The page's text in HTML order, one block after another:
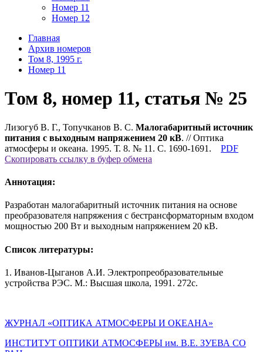
Номер 11
Номер 12
Главная
Архив номеров
Том 8, 1995 г.
Номер 11
Том 8, номер 11, статья № 25
Лизогуб В. Г., Топучканов В. С. Малогабаритный источник
питания с выходным напряжением 20 кВ. // Оптика
атмосферы и океана. 1995. Т. 8. № 11. С. 1690-1691.
PDF
Скопировать ссылку в буфер обмена
Аннотация:
Разработан малогабаритный источник питания на основе
преобразователя напряжения с бестрансформаторным входом
мощностью 200 Вт и выходным напряжением 20 кВ.
Список литературы:
1. Иванов-Цыганов А.И. Электропреобразовательные
устройства РЭС. М.: Высшая школа, 1991. 272с.
ЖУРНАЛ «ОПТИКА АТМОСФЕРЫ И ОКЕАНА»
ИНСТИТУТ ОПТИКИ АТМОСФЕРЫ им. В.Е. ЗУЕВА СО